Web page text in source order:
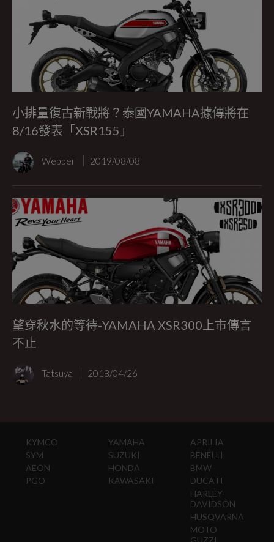
小排量復古新戰將？泰國YAMAHA據傳將在
8/16發表「XSR155」
Webber 2019/08/08
望穿秋水的等待-YAMAHA XSR300上市傳言
不止
Tatsuya 2018/04/26
KYMCO
SYM
AEON
PGO
YAMAHA
SUZUKI
HONDA
KAWASAKI
APRILIA
BENELLI
BMW
DUCATI
HARLEY-
DAVIDSON
HUSQVARNA
MOTO